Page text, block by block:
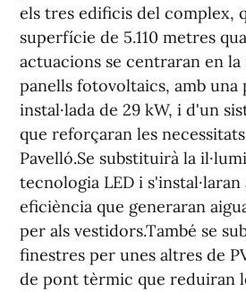
els tres edificis del complex,
superfície de 5.110 metres
actuacions se centraran en la
panells fotovoltaics, amb una
instal·lada de 29 kW, i d'un
que reforçaran les
Pavelló.Se substituirà la
tecnologia LED i
eficiència que generaran
per als vestidors.També se
finestres per unes altres de
de pont tèrmic que reduiran